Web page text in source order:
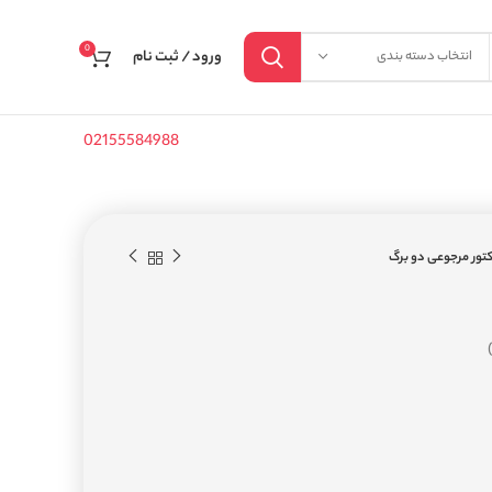
انتخاب دسته بندی ورود / ثبت نام 0
02155584988
مرجوعی دو برگ
)